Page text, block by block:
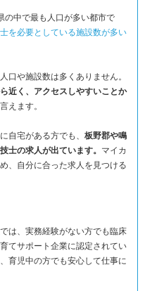
の中で最も人口が多い都市で
を必要としている施設数が多い
口や施設数は多くありません。
近く、アクセスしやすいことか
えます。
自宅がある方でも、 板野郡や鳴
士の求人が出ています。 マイカ
、自分に合った求人を見つける
は、実務経験がない方でも臨床
てサポート企業に認定されてい
育児中の方でも安心して仕事に